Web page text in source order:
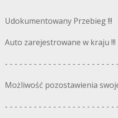
Udokumentowany Przebieg !!!
Auto zarejestrowane w kraju !!!
- - - - - - - - - - - - - - - - - - - - - - -
Możliwość pozostawienia
- - - - - - - - - - - - - - - - - - - - - - -